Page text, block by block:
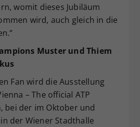
womit dieses Jubiläum
wird, auch gleich in die
Muster und Thiem
Fan wird die Ausstellung
– The official ATP
bei der im Oktober und
der Wiener Stadthalle